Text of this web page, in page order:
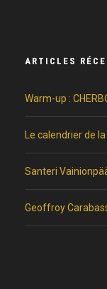
ARTICLES
Warm-up :
Le calendrier de
Santeri
Geoffroy